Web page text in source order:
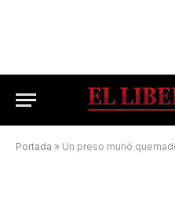
Portada » Un preso murió quemado en